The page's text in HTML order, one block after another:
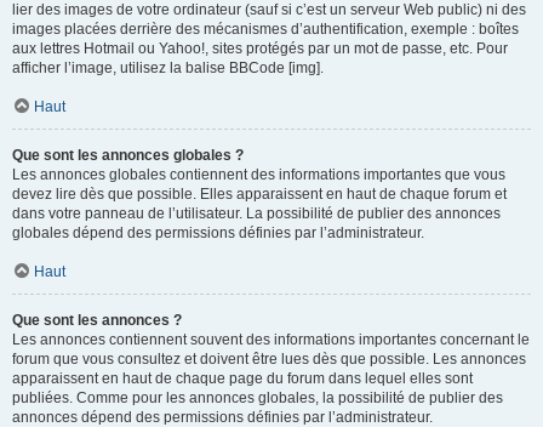
lier des images de votre ordinateur (sauf si c’est un serveur Web public) ni des
images placées derrière des mécanismes d’authentification, exemple : boîtes
aux lettres Hotmail ou Yahoo!, sites protégés par un mot de passe, etc. Pour
afficher l’image, utilisez la balise BBCode [img].
Haut
Que sont les annonces globales ?
Les annonces globales contiennent des informations importantes que vous
devez lire dès que possible. Elles apparaissent en haut de chaque forum et
dans votre panneau de l’utilisateur. La possibilité de publier des annonces
globales dépend des permissions définies par l’administrateur.
Haut
Que sont les annonces ?
Les annonces contiennent souvent des informations importantes concernant le
forum que vous consultez et doivent être lues dès que possible. Les annonces
apparaissent en haut de chaque page du forum dans lequel elles sont
publiées. Comme pour les annonces globales, la possibilité de publier des
annonces dépend des permissions définies par l’administrateur.